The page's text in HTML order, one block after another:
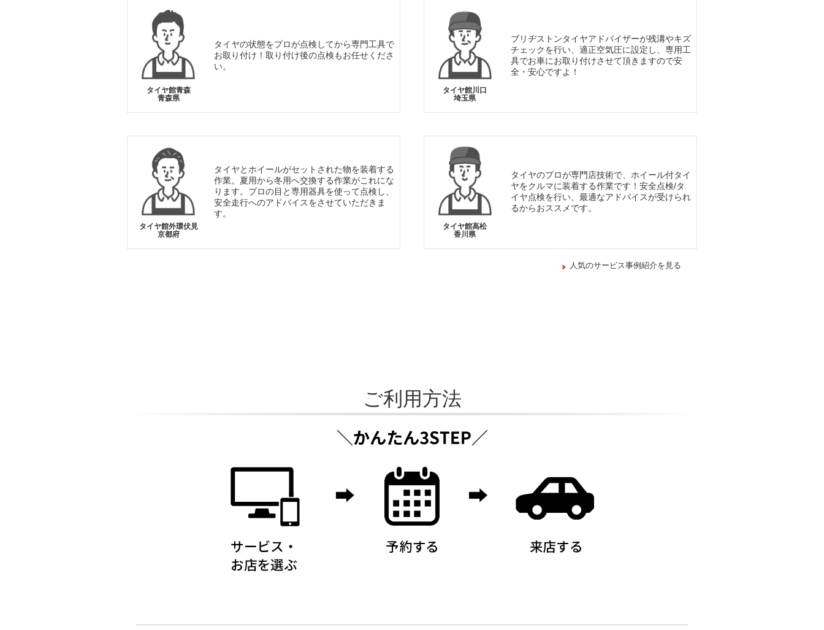
タイヤ館青森
青森県
タイヤの状態をプロが点検してから専門工具で
お取り付け！取り付け後の点検もお任せくださ
い。
タイヤ館川口
埼玉県
ブリヂストンタイヤアドバイザーが残溝やキズ
チェックを行い、適正空気圧に設定し、専用工
具でお車にお取り付けさせて頂きますので安
全・安心ですよ！
タイヤ館外環伏見
京都府
タイヤとホイールがセットされた物を装着する
作業。夏用から冬用へ交換する作業がこれにな
ります。プロの目と専用器具を使って点検し、
安全走行へのアドバイスをさせていただきま
す。
タイヤ館高松
香川県
タイヤのプロが専門店技術で、ホイール付タイ
ヤをクルマに装着する作業です！安全点検/タ
イヤ点検を行い、最適なアドバイスが受けられ
るからおススメです。
人気のサービス事例紹介を見る
ご利用方法